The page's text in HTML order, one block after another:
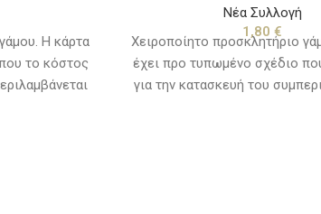
Η κάρτα
το κόστος
Νέα Συλλογή
1,80 €
Χειροποίητο προσκλητήριο
έχει προ τυπωμένο σχέδιο
για την κατασκευή του